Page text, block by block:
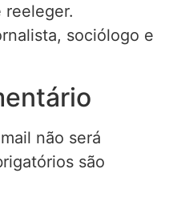
reeleger.
sociólogo e
não será
são